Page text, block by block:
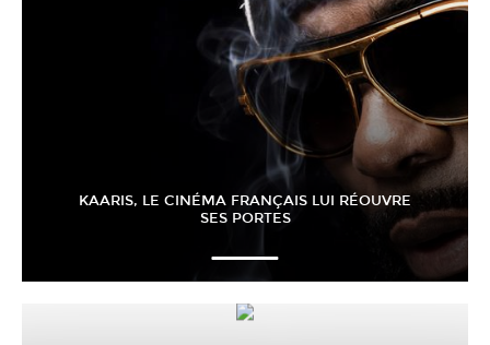
KAARIS, LE CINÉMA FRANÇAIS LUI RÉOUVRE
SES PORTES